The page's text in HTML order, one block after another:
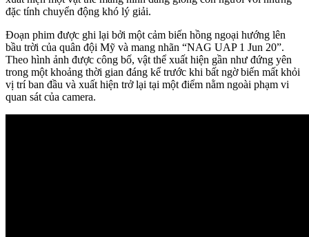
đặc tính chuyển động khó lý giải.
Đoạn phim được ghi lại bởi một cảm biến hồng ngoại hướng lên
bầu trời của quân đội Mỹ và mang nhãn “NAG UAP 1 Jun 20”.
Theo hình ảnh được công bố, vật thể xuất hiện gần như đứng yên
trong một khoảng thời gian đáng kể trước khi bất ngờ biến mất khỏi
vị trí ban đầu và xuất hiện trở lại tại một điểm nằm ngoài phạm vi
quan sát của camera.